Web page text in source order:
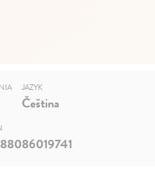
JAZYK
Čeština